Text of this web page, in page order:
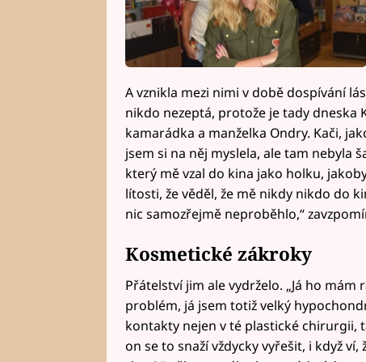
A vznikla mezi nimi v době dospívání
nikdo nezeptá, protože je tady dneska
kamarádka a manželka Ondry. Kači,
jsem si na něj myslela, ale tam nebyla
který mě vzal do kina jako holku,
lítosti, že věděl, že mě nikdy nikdo do
nic samozřejmě neproběhlo,“
Kosmetické zákroky
Přátelství jim ale vydrželo. „Já ho
problém, já jsem totiž velký
kontakty nejen v té plastické chirurgii,
on se to snaží vždycky vyřešit, i když